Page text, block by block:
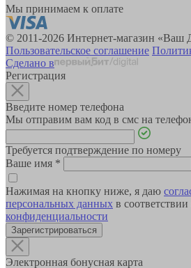
Мы принимаем к оплате
© 2011-2026 Интернет-магазин «Ваш
Пользовательское соглашение
Сделано в
Регистрация
Введите номер телефона
Мы отправим вам код в смс на
Требуется подтверждение по номеру
Ваше имя *
Нажимая на кнопку ниже, я даю
персональных данных в соответствии
конфиденциальности
Зарегистрироваться
Электронная бонусная карта